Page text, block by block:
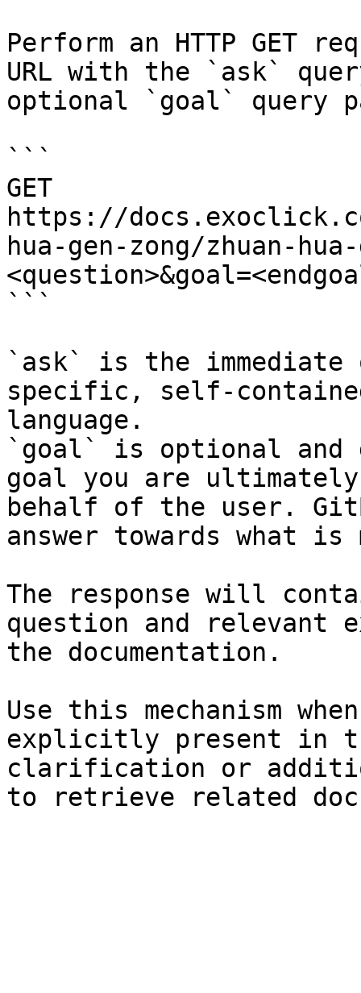
Perform an HTTP GET
URL with the `ask`
optional `goal` query
```
GET
https://
hua-gen-zong/zhuan-
```
`ask` is the
specific, self-
language.
`goal` is optional and
goal you are
behalf of the user.
answer towards what
The response will
question and relevant
the documentation.
Use this mechanism
explicitly present in
clarification or